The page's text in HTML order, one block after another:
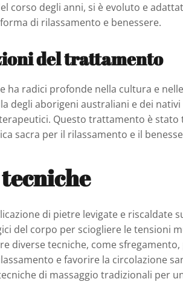
corso degli anni, si è evoluto e
di rilassamento e benessere.
del trattamento
ha radici profonde nella cultura e
degli aborigeni australiani e dei
Questo trattamento è
sacra per il rilassamento e il
di pietre levigate e riscaldate
del corpo per sciogliere le tensioni
diverse tecniche, come
e favorire la circolazione
di massaggio tradizionali per